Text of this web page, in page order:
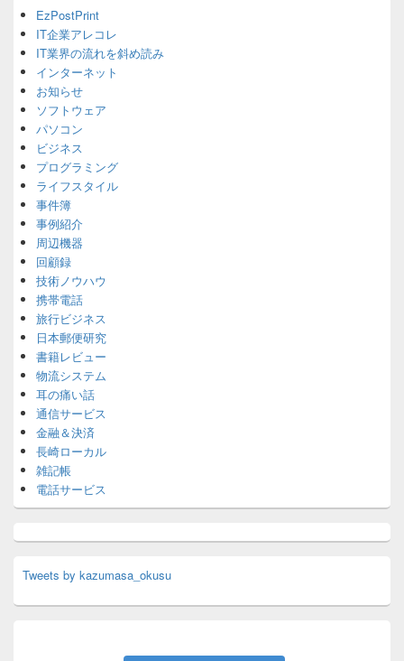
Sidebar
Widget
Area
EzPostPrint
IT企業アレコレ
IT業界の流れを斜め読み
インターネット
お知らせ
ソフトウェア
パソコン
ビジネス
プログラミング
ライフスタイル
事件簿
事例紹介
周辺機器
回顧録
技術ノウハウ
携帯電話
旅行ビジネス
日本郵便研究
書籍レビュー
物流システム
耳の痛い話
通信サービス
金融＆決済
長崎ローカル
雑記帳
電話サービス
Tweets by kazumasa_okusu